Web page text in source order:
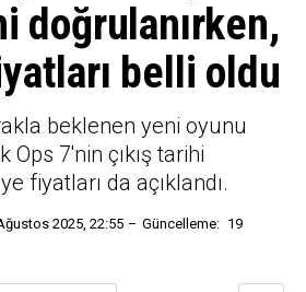
doğrulanırken,
belli oldu
beklenen yeni oyunu
Ops 7'nin çıkış tarihi
fiyatları da açıklandı.
2025, 22:55 Güncelleme: 19